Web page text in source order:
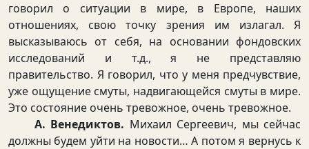
говорил о ситуации в мире, в Европе, наших
отношениях, свою точку зрения им излагал. Я
высказываюсь от себя, на основании фондовских
исследований и т.д., я не предcтавляю
правительство. Я говорил, что у меня предчувствие,
уже ощущение смуты, надвигающейся смуты в мире.
Это состояние очень тревожное, очень тревожное.
А. Венедиктов. Михаил Сергеевич, мы сейчас
должны будем уйти на новости… А потом я вернусь к